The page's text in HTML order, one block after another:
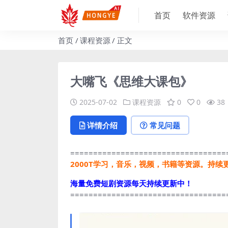
首页 软件资源
首页 课程资源 正文
大嘴飞《思维大课包》
2025-07-02 课程资源 0 0 38
详情介绍 常见问题
2000T学习，音乐，视频，书籍等资源。持续
海量免费短剧资源每天持续更新中！